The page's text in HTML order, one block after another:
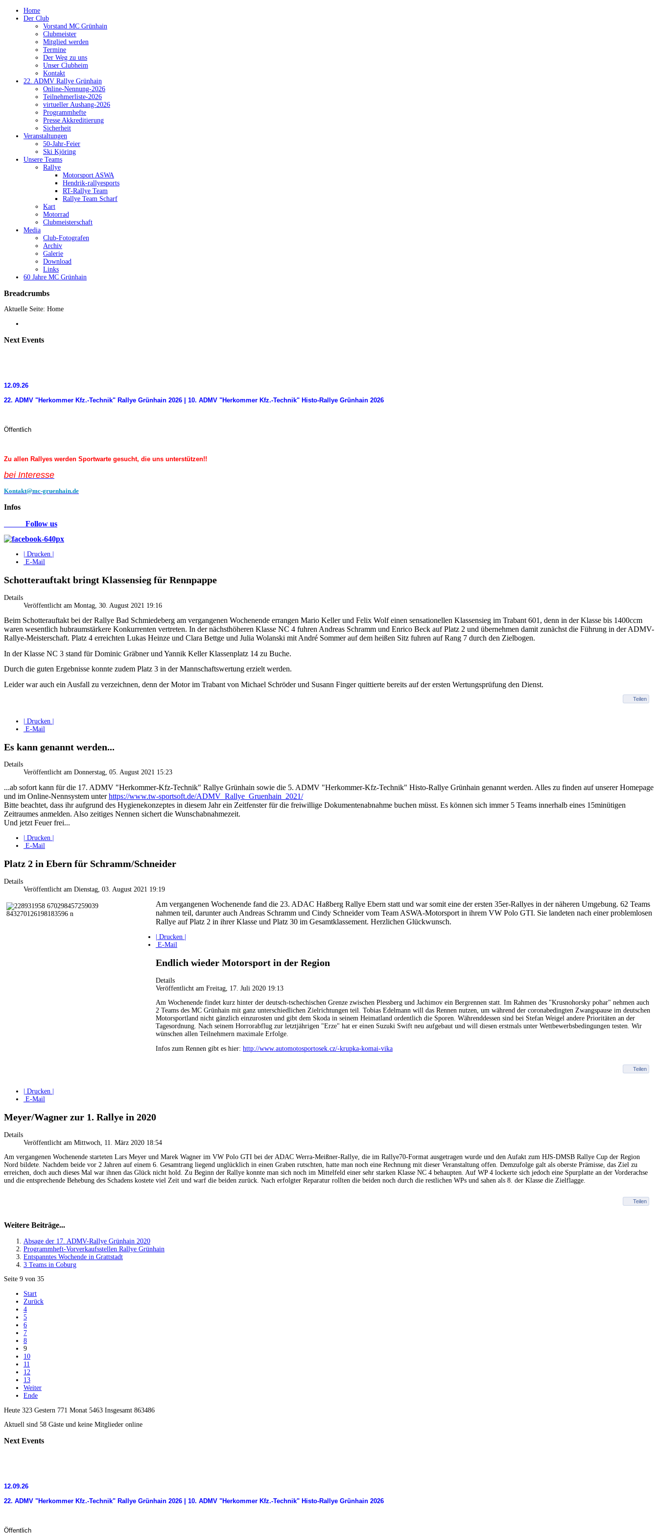
Home
Der Club
Vorstand MC Grünhain
Clubmeister
Mitglied werden
Termine
Der Weg zu uns
Unser Clubheim
Kontakt
22. ADMV Rallye Grünhain
Online-Nennung-2026
Teilnehmerliste-2026
virtueller Aushang-2026
Programmhefte
Presse Akkreditierung
Sicherheit
Veranstaltungen
50-Jahr-Feier
Ski Kjöring
Unsere Teams
Rallye
Motorsport ASWA
Hendrik-rallyesports
RT-Rallye Team
Rallye Team Scharf
Kart
Motorrad
Clubmeisterschaft
Media
Club-Fotografen
Archiv
Galerie
Download
Links
60 Jahre MC Grünhain
Breadcrumbs
Aktuelle Seite: Home
Next Events
12.09.26
22. ADMV "Herkommer Kfz.-Technik" Rallye Grünhain 2026 | 10. ADMV "Herkommer Kfz.-Technik" Histo-Rallye Grünhain 2026
Öffentlich
Zu allen Rallyes werden Sportwarte gesucht, die uns unterstützen!!
bei Interesse
Kontakt@mc-gruenhain.de
Infos
Follow us
| Drucken |
E-Mail
Schotterauftakt bringt Klassensieg für Rennpappe
Details
Veröffentlicht am Montag, 30. August 2021 19:16
Beim Schotterauftakt bei der Rallye Bad Schmiedeberg am vergangenen Wochenende errangen Mario Keller und Felix Wolf einen sensationellen Klassensieg im Trabant 601, denn in der Klasse bis 1400ccm
waren wesentlich hubraumstärkere Konkurrenten vertreten. In der nächsthöheren Klasse NC 4 fuhren Andreas Schramm und Enrico Beck auf Platz 2 und übernehmen damit zunächst die Führung in der ADMV-
Rallye-Meisterschaft. Platz 4 erreichten Lukas Heinze und Clara Bettge und Julia Wolanski mit André Sommer auf dem heißen Sitz fuhren auf Rang 7 durch den Zielbogen.
In der Klasse NC 3 stand für Dominic Gräbner und Yannik Keller Klassenplatz 14 zu Buche.
Durch die guten Ergebnisse konnte zudem Platz 3 in der Mannschaftswertung erzielt werden.
Leider war auch ein Ausfall zu verzeichnen, denn der Motor im Trabant von Michael Schröder und Susann Finger quittierte bereits auf der ersten Wertungsprüfung den Dienst.
Teilen
| Drucken |
E-Mail
Es kann genannt werden...
Details
Veröffentlicht am Donnerstag, 05. August 2021 15:23
...ab sofort kann für die 17. ADMV "Herkommer-Kfz-Technik" Rallye Grünhain sowie die 5. ADMV "Herkommer-Kfz-Technik" Histo-Rallye Grünhain genannt werden. Alles zu finden auf unserer Homepage
und im Online-Nennsystem unterhttps://www.tw-sportsoft.de/ADMV_Rallye_Gruenhain_2021/
Bitte beachtet, dass ihr aufgrund des Hygienekonzeptes in diesem Jahr ein Zeitfenster für die freiwillige Dokumentenabnahme buchen müsst. Es können sich immer 5 Teams innerhalb eines 15minütigen
Zeitraumes anmelden. Also zeitiges Nennen sichert die Wunschabnahmezeit.
Und jetzt Feuer frei...
| Drucken |
E-Mail
Platz 2 in Ebern für Schramm/Schneider
Details
Veröffentlicht am Dienstag, 03. August 2021 19:19
Am vergangenen Wochenende fand die 23. ADAC Haßberg Rallye Ebern statt und war somit eine der ersten 35er-Rallyes in der näheren Umgebung. 62 Teams
nahmen teil, darunter auch Andreas Schramm und Cindy Schneider vom Team ASWA-Motorsport in ihrem VW Polo GTI. Sie landeten nach einer problemlosen
Rallye auf Platz 2 in ihrer Klasse und Platz 30 im Gesamtklassement. Herzlichen Glückwunsch.
| Drucken |
E-Mail
Endlich wieder Motorsport in der Region
Details
Veröffentlicht am Freitag, 17. Juli 2020 19:13
Am Wochenende findet kurz hinter der deutsch-tschechischen Grenze zwischen Plessberg und Jachimov ein Bergrennen statt. Im Rahmen des "Krusnohorsky pohar" nehmen auch
2 Teams des MC Grünhain mit ganz unterschiedlichen Zielrichtungen teil. Tobias Edelmann will das Rennen nutzen, um während der coronabedingten Zwangspause im deutschen
Motorsportland nicht gänzlich einzurosten und gibt dem Skoda in seinem Heimatland ordentlich die Sporen. Währenddessen sind bei Stefan Weigel andere Prioritäten an der
Tagesordnung. Nach seinem Horrorabflug zur letztjährigen "Erze" hat er einen Suzuki Swift neu aufgebaut und will diesen erstmals unter Wettbewerbsbedingungen testen. Wir
wünschen allen Teilnehmern maximale Erfolge.
Infos zum Rennen gibt es hier: http://www.automotosportosek.cz/-krupka-komai-vika
Teilen
| Drucken |
E-Mail
Meyer/Wagner zur 1. Rallye in 2020
Details
Veröffentlicht am Mittwoch, 11. März 2020 18:54
Am vergangenen Wochenende starteten Lars Meyer und Marek Wagner im VW Polo GTI bei der ADAC Werra-Meißner-Rallye, die im Rallye70-Format ausgetragen wurde und den Aufakt zum HJS-DMSB Rallye Cup der Region
Nord bildete. Nachdem beide vor 2 Jahren auf einem 6. Gesamtrang liegend unglücklich in einen Graben rutschten, hatte man noch eine Rechnung mit dieser Veranstaltung offen. Demzufolge galt als oberste Prämisse, das Ziel zu
erreichen, doch auch dieses Mal war ihnen das Glück nicht hold. Zu Beginn der Rallye konnte man sich noch im Mittelfeld einer sehr starken Klasse NC 4 behaupten. Auf WP 4 lockerte sich jedoch eine Spurplatte an der Vorderachse
und die entsprechende Behebung des Schadens kostete viel Zeit und warf die beiden zurück. Nach erfolgter Reparatur rollten die beiden noch durch die restlichen WPs und sahen als 8. der Klasse die Zielflagge.
Teilen
Weitere Beiträge...
Absage der 17. ADMV-Rallye Grünhain 2020
Programmheft-Vorverkaufsstellen Rallye Grünhain
Entspanntes Wochende in Grattstadt
3 Teams in Coburg
Seite 9 von 35
Start
Zurück
4
5
6
7
8
9
10
11
12
13
Weiter
Ende
Heute 323 Gestern 771 Monat 5463 Insgesamt 863486
Aktuell sind 58 Gäste und keine Mitglieder online
Next Events
12.09.26
22. ADMV "Herkommer Kfz.-Technik" Rallye Grünhain 2026 | 10. ADMV "Herkommer Kfz.-Technik" Histo-Rallye Grünhain 2026
Öffentlich